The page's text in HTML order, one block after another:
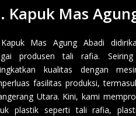
Kapuk Mas
Mas Agung Abadi
produsen tali rafia.
kualitas dengan
fasilitas produksi,
Utara. Kini, kami
plastik seperti tali rafia,